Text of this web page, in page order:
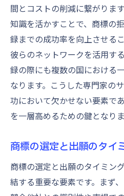
間とコストの削減に繋がりま
知識を活かすことで、商標の
録までの成功率を向上させる
彼らのネットワークを活用す
録の際にも複数の国における
なります。こうした専門家の
功において欠かせない要素で
を一層高めるための鍵となりま
商標の選定と出願のタイ
商標の選定と出願のタイミン
結する重要な要素です。まず